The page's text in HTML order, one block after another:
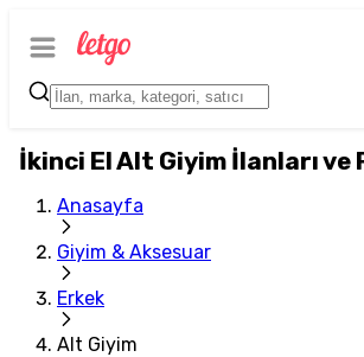
İkinci El Alt Giyim İlanları ve
Anasayfa
Giyim & Aksesuar
Erkek
Alt Giyim